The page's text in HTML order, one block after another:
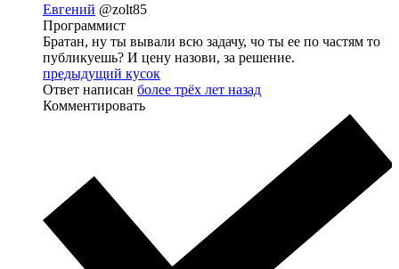
Евгений @zolt85
Программист
Братан, ну ты вывали всю задачу, чо ты ее по частям то
публикуешь? И цену назови, за решение.
предыдущий кусок
Ответ написан более трёх лет назад
Комментировать